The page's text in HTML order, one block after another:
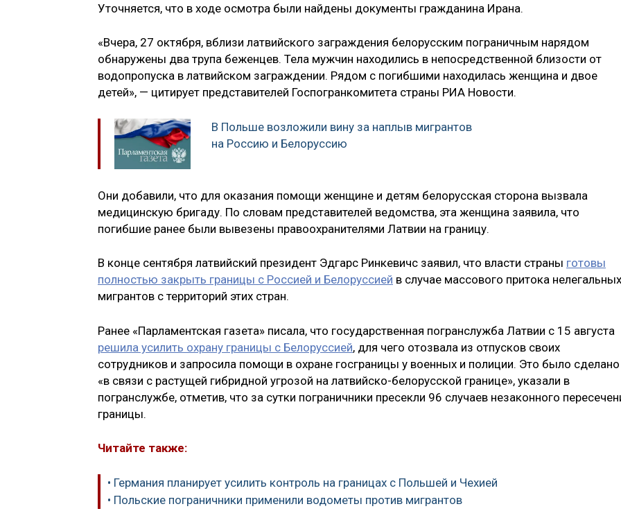
Уточняется, что в ходе осмотра были найдены документы гражданина Ирана.
«Вчера, 27 октября, вблизи латвийского заграждения белорусским пограничным нарядом
обнаружены два трупа беженцев. Тела мужчин находились в непосредственной близости от
водопропуска в латвийском заграждении. Рядом с погибшими находилась женщина и двое
детей», — цитирует представителей Госпогранкомитета страны РИА Новости.
В Польше возложили вину за наплыв мигрантов
на Россию и Белоруссию
Они добавили, что для оказания помощи женщине и детям белорусская сторона вызвала
медицинскую бригаду. По словам представителей ведомства, эта женщина заявила, что
погибшие ранее были вывезены правоохранителями Латвии на границу.
В конце сентября латвийский президент Эдгарс Ринкевичс заявил, что власти страны готовы
полностью закрыть границы с Россией и Белоруссией в случае массового притока нелегальных
мигрантов с территорий этих стран.
Ранее «Парламентская газета» писала, что государственная погранслужба Латвии с 15 августа
решила усилить охрану границы с Белоруссией, для чего отозвала из отпусков своих
сотрудников и запросила помощи в охране госграницы у военных и полиции. Это было сделано
«в связи с растущей гибридной угрозой на латвийско-белорусской границе», указали в
погранслужбе, отметив, что за сутки пограничники пресекли 96 случаев незаконного
границы.
Читайте также:
• Германия планирует усилить контроль на границах с Польшей и Чехией
• Польские пограничники применили водометы против мигрантов